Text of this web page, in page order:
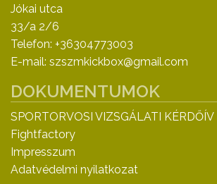
Jókai utca
33/a 2/6
Telefon: +36304773003
E-mail: szszmkickbox@gmail.com
DOKUMENTUMOK
SPORTORVOSI VIZSGÁLATI KÉRDŐÍV
Fightfactory
Impresszum
Adatvédelmi nyilatkozat